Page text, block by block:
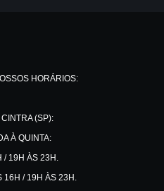
HORÁRIOS:
(SP):
À QUINTA:
/ 19H ÀS 23H.
16H / 19H ÀS 23H.